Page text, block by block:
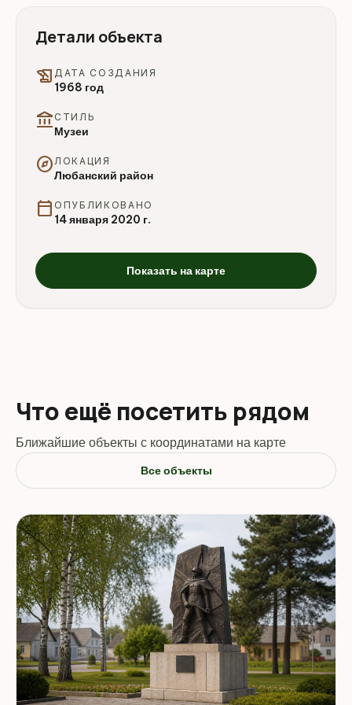
Детали объекта
history_edu ДАТА СОЗДАНИЯ
1968 год
account_balance СТИЛЬ
Музеи
explore ЛОКАЦИЯ
Любанский район
calendar_today ОПУБЛИКОВАНО
14 января 2020 г.
Показать на карте
Что ещё посетить рядом
Ближайшие объекты с координатами на карте
Все объекты